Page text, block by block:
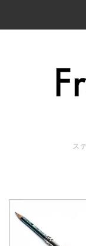
ス